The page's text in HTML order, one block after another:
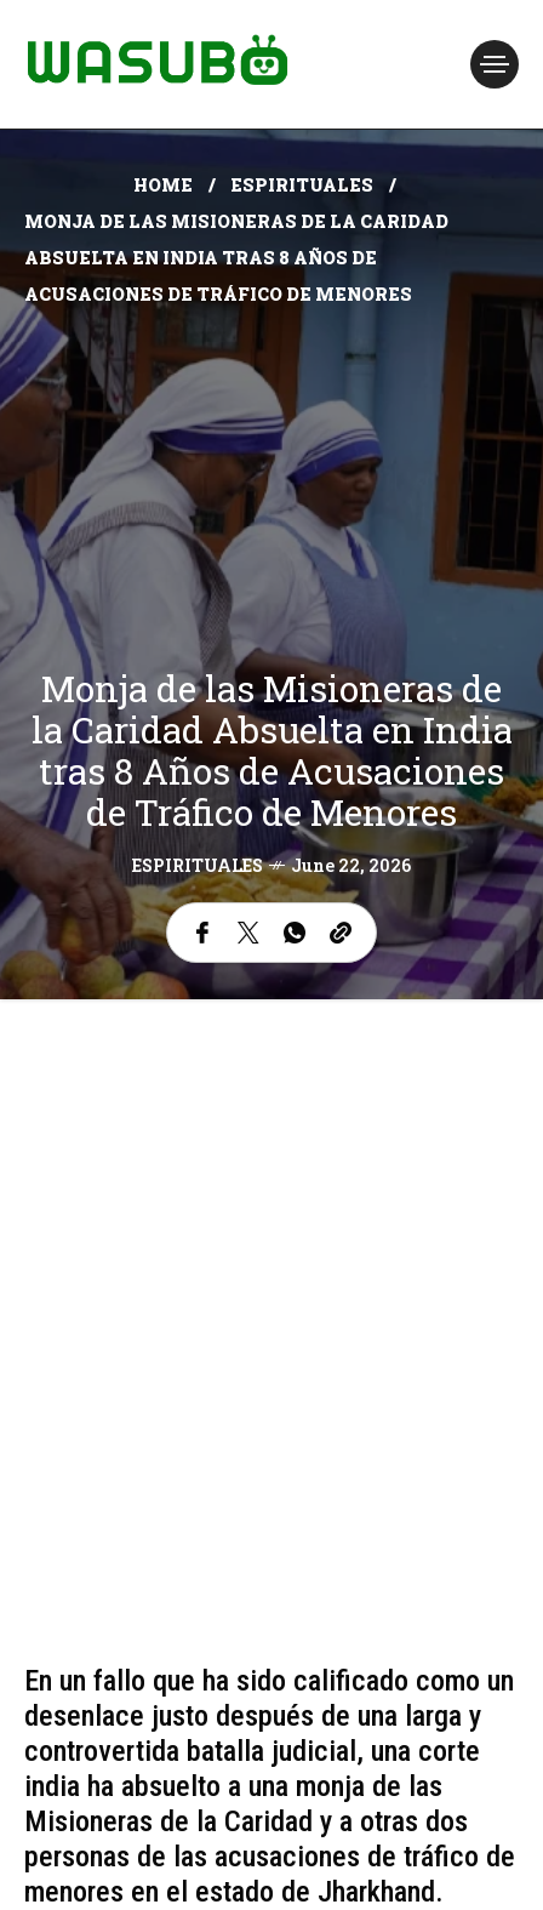
HOME
ESPIRITUALES
MONJA DE LAS MISIONERAS DE LA CARIDAD
ABSUELTA EN INDIA TRAS 8 AÑOS DE
ACUSACIONES DE TRÁFICO DE MENORES
Monja de las Misioneras de
la Caridad Absuelta en India
tras 8 Años de Acusaciones
de Tráfico de Menores
ESPIRITUALES June 22, 2026
En un fallo que ha sido calificado como un
desenlace justo después de una larga y
controvertida batalla judicial, una corte
india ha absuelto a una monja de las
Misioneras de la Caridad y a otras dos
personas de las acusaciones de tráfico de
menores en el estado de Jharkhand.